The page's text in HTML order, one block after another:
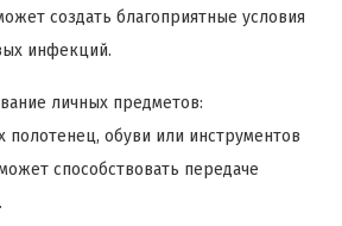
создать благоприятные условия
инфекций.
личных предметов:
полотенец, обуви или инструментов
способствовать передаче